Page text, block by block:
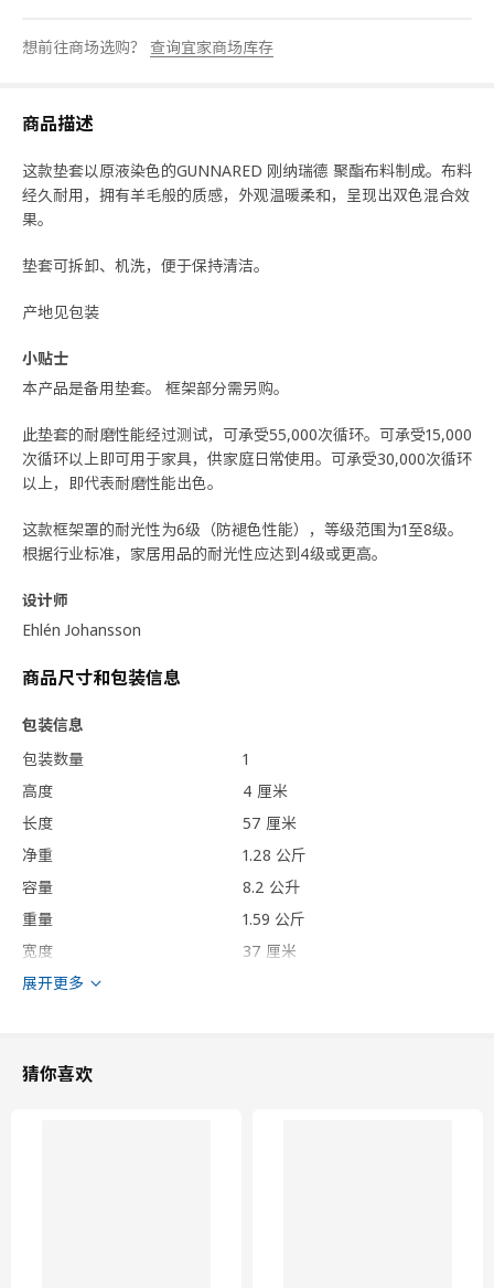
想前往商场选购？ 查询宜家商场库存
商品描述
这款垫套以原液染色的GUNNARED 刚纳瑞德 聚酯布料制成。布料
经久耐用，拥有羊毛般的质感，外观温暖柔和，呈现出双色混合效
果。
垫套可拆卸、机洗，便于保持清洁。
产地见包装
小贴士
本产品是备用垫套。 框架部分需另购。
此垫套的耐磨性能经过测试，可承受55,000次循环。可承受15,000
次循环以上即可用于家具，供家庭日常使用。可承受30,000次循环
以上，即代表耐磨性能出色。
这款框架罩的耐光性为6级（防褪色性能），等级范围为1至8级。
根据行业标准，家居用品的耐光性应达到4级或更高。
设计师
Ehlén Johansson
商品尺寸和包装信息
包装信息
包装数量
1
高度
4 厘米
长度
57 厘米
净重
1.28 公斤
容量
8.2 公升
重量
1.59 公斤
宽度
37 厘米
保养说明和环境和材料
可拆换套
展开更多
猜你喜欢